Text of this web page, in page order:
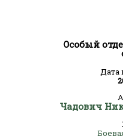
Особый
Дата
Чадович